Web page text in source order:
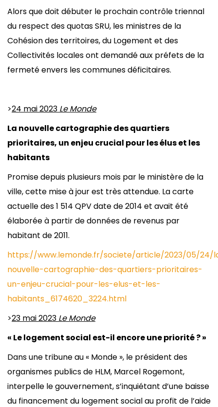
Alors que doit débuter le prochain contrôle triennal
du respect des quotas SRU, les ministres de la
Cohésion des territoires, du Logement et des
Collectivités locales ont demandé aux préfets de la
fermeté envers les communes déficitaires.
>24 mai 2023 Le Monde
La nouvelle cartographie des quartiers
prioritaires, un enjeu crucial pour les élus et les
habitants
Promise depuis plusieurs mois par le ministère de la
ville, cette mise à jour est très attendue. La carte
actuelle des 1 514 QPV date de 2014 et avait été
élaborée à partir de données de revenus par
habitant de 2011.
https://www.lemonde.fr/societe/article/2023/05/24/
nouvelle-cartographie-des-quartiers-prioritaires-
un-enjeu-crucial-pour-les-elus-et-les-
habitants_6174620_3224.html
>23 mai 2023 Le Monde
« Le logement social est-il encore une priorité ? »
Dans une tribune au « Monde », le président des
organismes publics de HLM, Marcel Rogemont,
interpelle le gouvernement, s’inquiétant d’une baisse
du financement du logement social au profit de l’aide